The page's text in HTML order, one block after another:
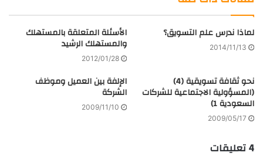
لماذا ندرس علم التسويق؟
2014/11/13
الأسئلة المتعلقة بالمستهلك
والمستهلك الرشيد
2012/01/28
نحو ثقافة تسويقية (4)
(المسؤولية الاجتماعية للشركات
السعودية 1)
2009/05/17
الإلفة بين العميل وموظف
الشركة
2009/11/10
‫4 تعليقات